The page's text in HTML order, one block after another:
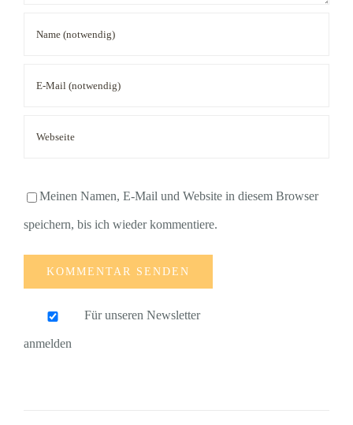
Meinen Namen, E-Mail und Website in diesem Browser
speichern, bis ich wieder kommentiere.
Für unseren Newsletter
anmelden